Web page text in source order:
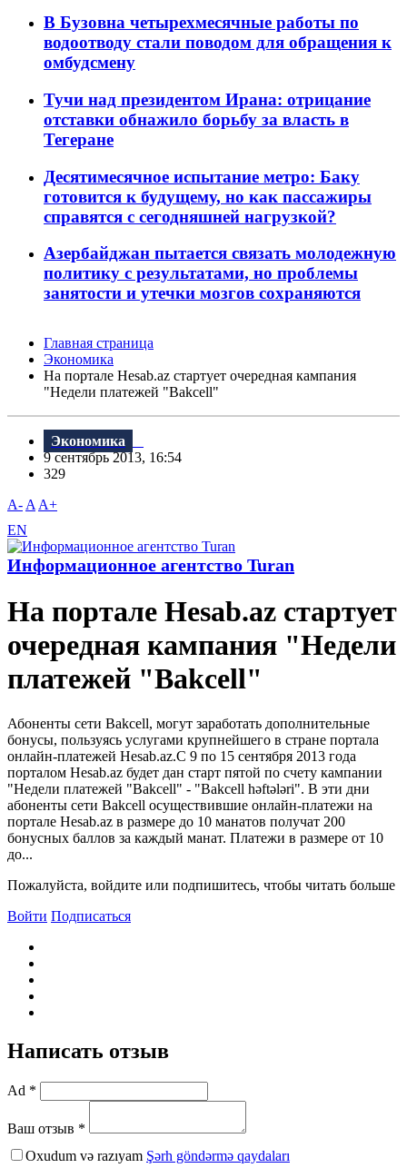
В Бузовна четырехмесячные работы по
водоотводу стали поводом для обращения к
омбудсмену
Тучи над президентом Ирана: отрицание
отставки обнажило борьбу за власть в
Тегеране
Десятимесячное испытание метро: Баку
готовится к будущему, но как пассажиры
справятся с сегодняшней нагрузкой?
Азербайджан пытается связать молодежную
политику с результатами, но проблемы
занятости и утечки мозгов сохраняются
Главная страница
Экономика
На портале Hesab.az стартует очередная кампания
"Недели платежей "Bakcell"
Экономика
9 сентябрь 2013, 16:54
329
A- A A+
EN
Информационное агентство Turan
На портале Hesab.az стартует
очередная кампания "Недели
платежей "Bakcell"
Абоненты сети Bakcell, могут заработать дополнительные
бонусы, пользуясь услугами крупнейшего в стране портала
онлайн-платежей Hesab.az.С 9 по 15 сентября 2013 года
порталом Hesab.az будет дан старт пятой по счету кампании
"Недели платежей "Bakcell" - "Bakcell həftələri". В эти дни
абоненты сети Bakcell осуществившие онлайн-платежи на
портале Hesab.az в размере до 10 манатов получат 200
бонусных баллов за каждый манат. Платежи в размере от 10
до...
Пожалуйста, войдите или подпишитесь, чтобы читать больше
Войти Подписаться
Написать отзыв
Ad *
Ваш отзыв *
Oxudum və razıyam Şərh göndərmə qaydaları